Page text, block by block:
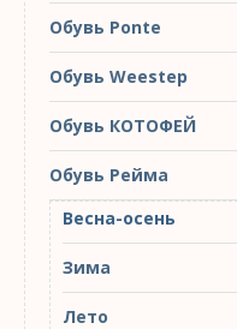
Обувь Ponte
Обувь Weestep
Обувь КОТОФЕЙ
Обувь Рейма
Весна-осень
Зима
Лето